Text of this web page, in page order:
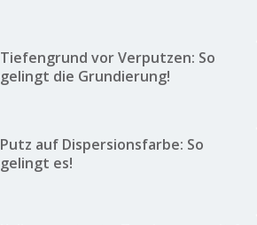
Tiefengrund vor Verputzen: So
gelingt die Grundierung!
Putz auf Dispersionsfarbe: So
gelingt es!